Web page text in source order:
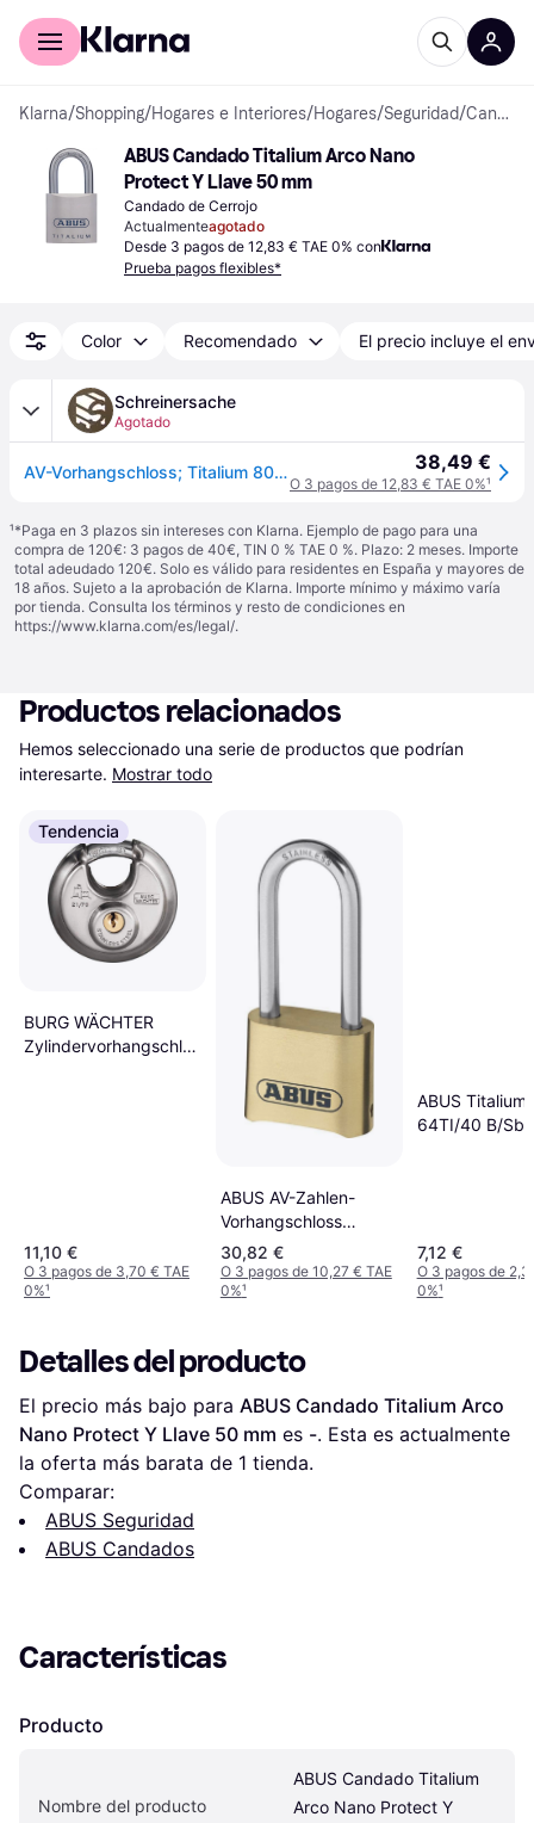
Comprar con Klarna
Klarna/Shopping/Hogares e Interiores/Hogares/Seguridad/ Candados
ABUS Candado Titalium Arco Nano
Protect Y Llave 50 mm
Candado de Cerrojo
Actualmenteagotado
Desde 3 pagos de 12,83 € TAE 0% con
Prueba pagos flexibles*
Color Recomendado El precio incluye el
Schreinersache
Agotado
AV-Vorhangschloss; Titalium 80TI/50; TITALIUM-Spezialaluminium 38,49 €
O 3 pagos de 12,83 € TAE 0%¹
¹*Paga en 3 plazos sin intereses con Klarna. Ejemplo de pago para una
compra de 120€: 3 pagos de 40€, TIN 0 % TAE 0 %. Plazo: 2 meses. Importe
total adeudado 120€. Solo es válido para residentes en España y mayores de
18 años. Sujeto a la aprobación de Klarna. Importe mínimo y máximo varía
por tienda. Consulta los términos y resto de condiciones en
https://www.klarna.com/es/legal/.
Productos relacionados
Hemos seleccionado una serie de productos que podrían
interesarte. Mostrar todo
Tendencia
BURG WÄCHTER
Zylindervorhangschloss
11,10 €
O 3 pagos de 3,70 € TAE
0%¹
ABUS AV-Zahlen-
Vorhangschloss
180IB/50HB/SB 50
mm
30,82 €
O 3 pagos de 10,27 € TAE
0%¹
ABUS Titalium
64TI/40 B/Sb
7,12 €
O 3 pagos de
0%¹
Detalles del producto
El precio más bajo para ABUS Candado Titalium Arco
Nano Protect Y Llave 50 mm es -. Esta es actualmente
la oferta más barata de 1 tienda.
Comparar:
ABUS Seguridad
ABUS Candados
Características
Producto
Nombre del producto
ABUS Candado Titalium
Arco Nano Protect Y